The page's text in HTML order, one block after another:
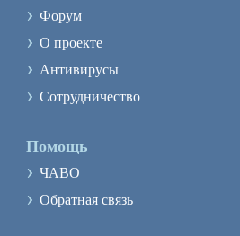
› Форум
› О проекте
› Антивирусы
› Сотрудничество
Помощь
› ЧАВО
› Обратная связь